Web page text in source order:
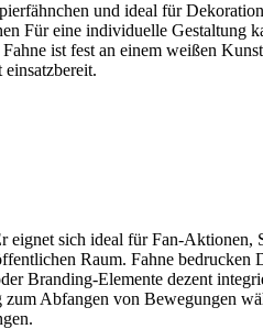
und ideal für
Für eine individuelle Gestaltung
ist fest an einem weißen
sich ideal für Fan-
Raum. Fahne bedrucken
Branding-Elemente dezent
Abfangen von Bewegungen